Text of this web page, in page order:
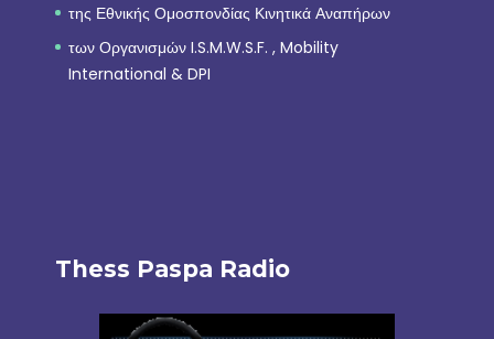
της Εθνικής Ομοσπονδίας Κινητικά Αναπήρων
των Οργανισμών I.S.M.W.S.F. , Mobility
International & DPI
Thess Paspa Radio